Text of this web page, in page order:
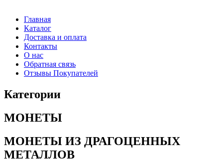
Главная
Каталог
Доставка и оплата
Контакты
О нас
Обратная связь
Отзывы Покупателей
Категории
МОНЕТЫ
МОНЕТЫ ИЗ ДРАГОЦЕННЫХ
МЕТАЛЛОВ